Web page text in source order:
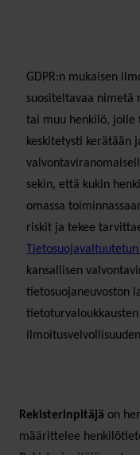
GDPR:n mukaisen
suositeltavaa nimetä
tai muu henkilö, jolle
keskitetysti kerätään
sekin, että kukin
omassa
riskit ja tekee
kansallisen
tietosuojaneuvoston
Rekisterinpitäjä on
määrittelee